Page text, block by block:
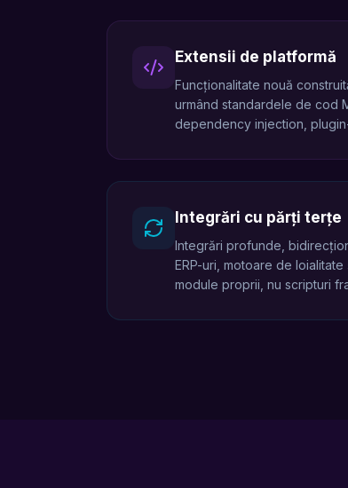
Extensii de platformă
Funcționalitate nouă
urmând standardele de cod
dependency injection,
Integrări cu părți terțe
Integrări profunde,
ERP-uri, motoare de
module proprii, nu scripturi